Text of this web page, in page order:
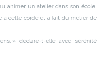
animer un atelier dans son école.
à cette corde et a fait du métier de
» déclare-t-elle avec sérénité